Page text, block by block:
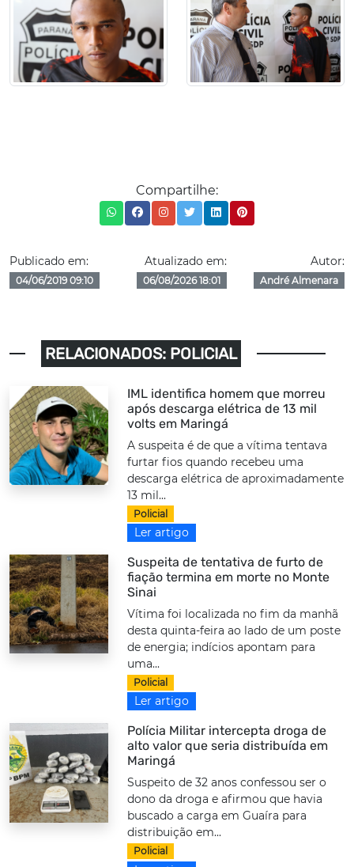
Compartilhe:
Publicado em:
04/06/2019 09:10
Atualizado em:
06/08/2026 18:01
Autor:
André Almenara
RELACIONADOS: POLICIAL
IML identifica homem que morreu
após descarga elétrica de 13 mil
volts em Maringá
A suspeita é de que a vítima tentava
furtar fios quando recebeu uma
descarga elétrica de aproximadamente
13 mil...
Policial
Ler artigo
Suspeita de tentativa de furto de
fiação termina em morte no Monte
Sinai
Vítima foi localizada no fim da manhã
desta quinta-feira ao lado de um poste
de energia; indícios apontam para
uma...
Policial
Ler artigo
Polícia Militar intercepta droga de
alto valor que seria distribuída em
Maringá
Suspeito de 32 anos confessou ser o
dono da droga e afirmou que havia
buscado a carga em Guaíra para
distribuição em...
Policial